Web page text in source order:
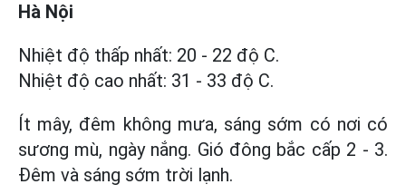
Hà Nội
Nhiệt độ thấp nhất: 20 - 22 độ C.
Nhiệt độ cao nhất: 31 - 33 độ C.
Ít mây, đêm không mưa, sáng sớm có nơi có
sương mù, ngày nắng. Gió đông bắc cấp 2 - 3.
Đêm và sáng sớm trời lạnh.